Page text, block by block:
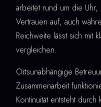
arbeitet rund um die
Vertrauen auf, auch
Reichweite lässt sich mit
vergleichen.
Ortsunabhängige
Zusammenarbeit
Kontinuität entsteht